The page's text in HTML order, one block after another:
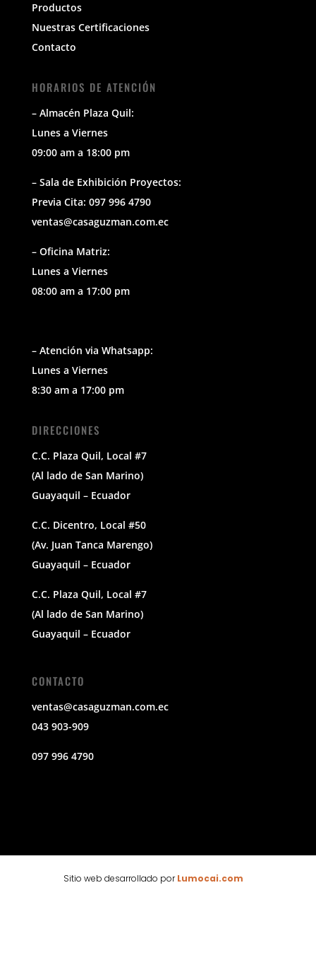
Productos
Nuestras Certificaciones
Contacto
HORARIOS DE ATENCIÓN
– Almacén Plaza Quil:
Lunes a Viernes
09:00 am a 18:00 pm
– Sala de Exhibición Proyectos:
Previa Cita: 097 996 4790
ventas@casaguzman.com.ec
– Oficina Matriz:
Lunes a Viernes
08:00 am a 17:00 pm
– Atención via Whatsapp:
Lunes a Viernes
8:30 am a 17:00 pm
DIRECCIONES
C.C. Plaza Quil, Local #7
(Al lado de San Marino)
Guayaquil – Ecuador
C.C. Dicentro, Local #50
(Av. Juan Tanca Marengo)
Guayaquil – Ecuador
C.C. Plaza Quil, Local #7
(Al lado de San Marino)
Guayaquil – Ecuador
CONTACTO
ventas@casaguzman.com.ec
043 903-909
097 996 4790
Sitio web desarrollado por Lumocai.com